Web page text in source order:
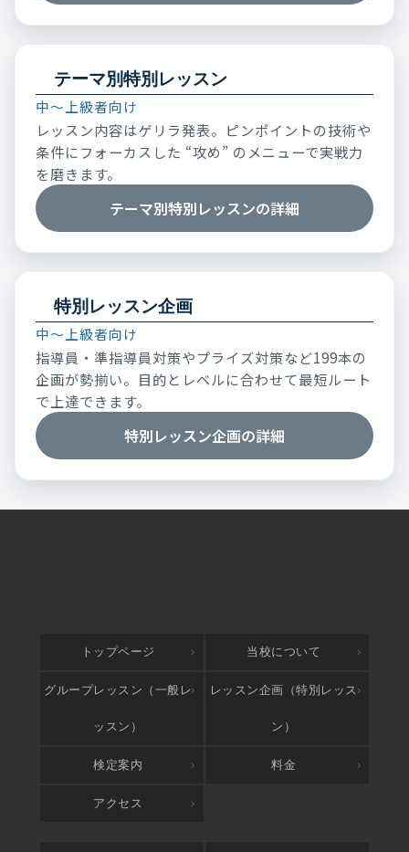
テーマ別特別レッスン
中～上級者向け
レッスン内容はゲリラ発表。ピンポイントの技術や
条件にフォーカスした “攻め” のメニューで実戦力
を磨きます。
テーマ別特別レッスンの詳細
特別レッスン企画
中～上級者向け
指導員・準指導員対策やプライズ対策など199本の
企画が勢揃い。目的とレベルに合わせて最短ルート
で上達できます。
特別レッスン企画の詳細
トップページ 当校について
グループレッスン（一般レ
ッスン）
レッスン企画（特別レッス
ン）
検定案内 料金
アクセス